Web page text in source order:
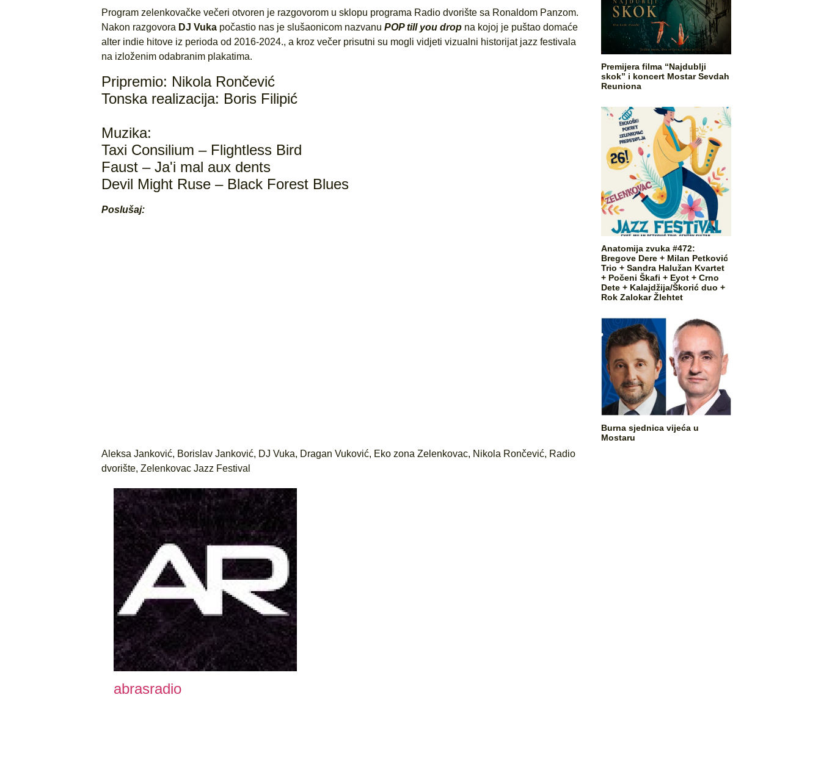
Program zelenkovačke večeri otvoren je razgovorom u sklopu programa Radio dvorište sa Ronaldom Panzom.
Nakon razgovora DJ Vukapočastio nas je slušaonicom nazvanu POP till you dropna kojoj je puštao domaće
alter indie hitove iz perioda od 2016-2024., a kroz večer prisutni su mogli vidjeti vizualni historijat jazz festivala
na izloženim odabranim plakatima.
Pripremio: Nikola Rončević
Tonska realizacija: Boris Filipić
Muzika:
Taxi Consilium – Flightless Bird
Faust – Ja'i mal aux dents
Devil Might Ruse – Black Forest Blues
Poslušaj:
Aleksa Janković, Borislav Janković, DJ Vuka, Dragan Vuković, Eko zona Zelenkovac, Nikola Rončević, Radio
dvorište, Zelenkovac Jazz Festival
abrasradio
Premijera filma “Najdublji
skok” i koncert Mostar Sevdah
Reuniona
Anatomija zvuka #472:
Bregove Dere + Milan Petković
Trio + Sandra Halužan Kvartet
+ Počeni Škafi + Eyot + Crno
Dete + Kalajdžija/Škorić duo +
Rok Zalokar Žlehtet
Burna sjednica vijeća u
Mostaru